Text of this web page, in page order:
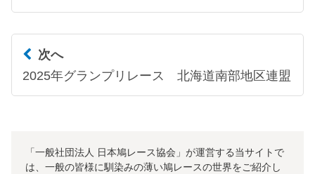
次へ
2025年グランプリレース 北海道南部地区連盟
「一般社団法人 日本鳩レース協会」が運営する当サイトで
は、一般の皆様に馴染みの薄い鳩レースの世界をご紹介し